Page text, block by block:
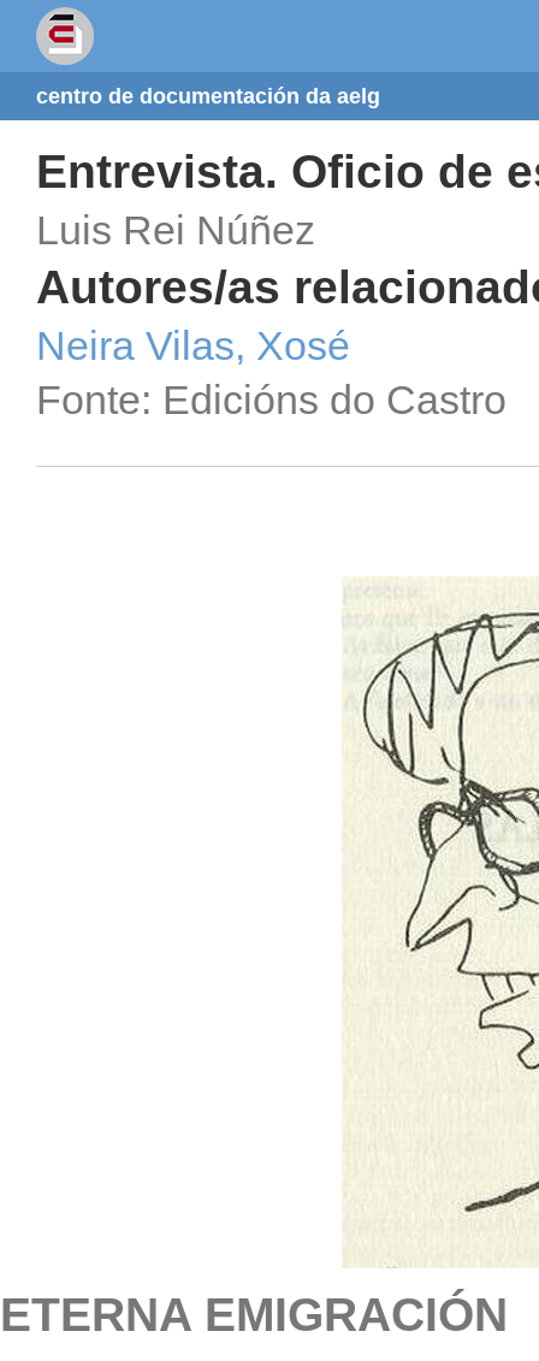
centro de documentación da aelg
Entrevista. Oficio de
Luis Rei Núñez
Autores/as
Neira Vilas, Xosé
Fonte: Edicións do Castro
ETERNA EMIGRACIÓN